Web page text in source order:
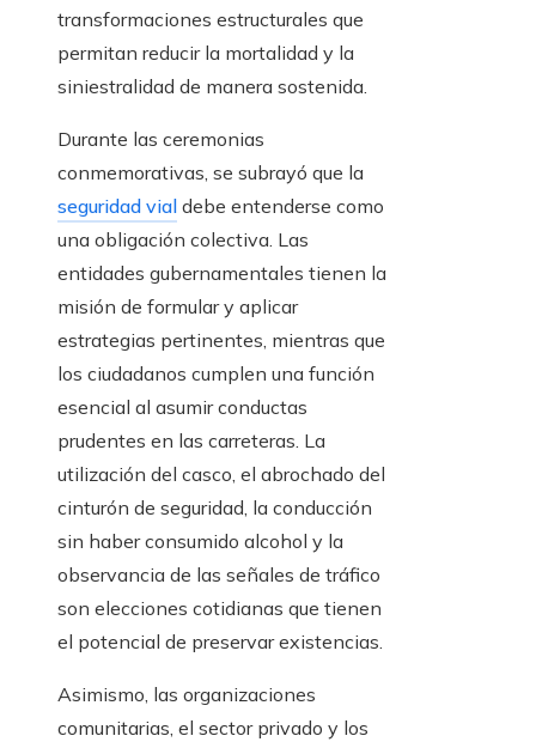
transformaciones estructurales que
permitan reducir la mortalidad y la
siniestralidad de manera sostenida.
Durante las ceremonias
conmemorativas, se subrayó que la
seguridad vial debe entenderse como
una obligación colectiva. Las
entidades gubernamentales tienen la
misión de formular y aplicar
estrategias pertinentes, mientras que
los ciudadanos cumplen una función
esencial al asumir conductas
prudentes en las carreteras. La
utilización del casco, el abrochado del
cinturón de seguridad, la conducción
sin haber consumido alcohol y la
observancia de las señales de tráfico
son elecciones cotidianas que tienen
el potencial de preservar existencias.
Asimismo, las organizaciones
comunitarias, el sector privado y los